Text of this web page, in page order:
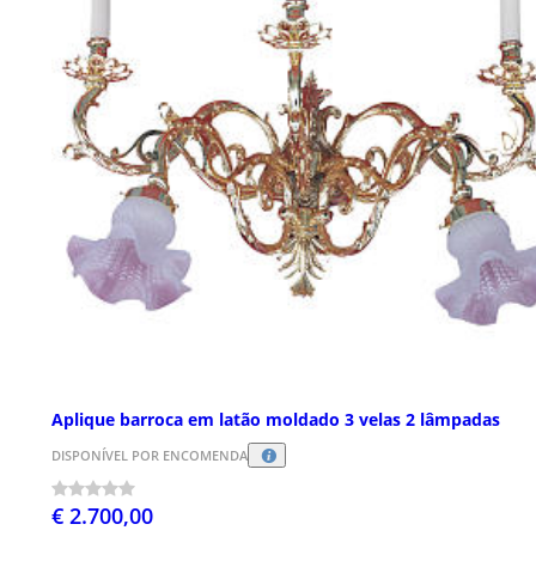
Aplique barroca em latão moldado 3 velas 2 lâmpadas
DISPONÍVEL POR ENCOMENDA
€ 2.700,00